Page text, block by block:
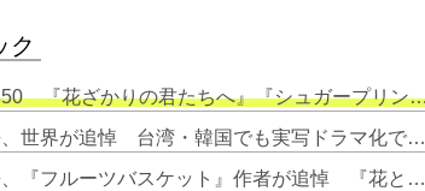
ク
ざかりの君たちへ』『シュガープリンセス』など
2. 『花ざかりの君たちへ』作者が死去、世界が追悼 台湾・韓国でも実写ドラマ化で「悲しい」「安らかに」
3. 『花ざかりの君たちへ』作者が死去、『フルーツバスケット』作者が追悼 『花とゆめ』同時期に連載